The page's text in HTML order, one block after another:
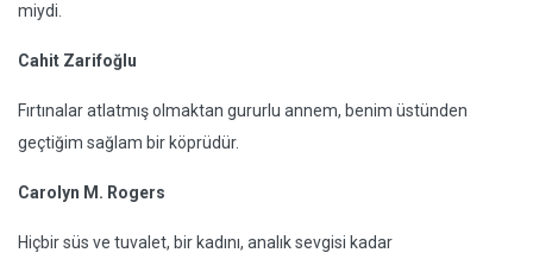
miydi.
Cahit Zarifoğlu
Fırtınalar atlatmış olmaktan gururlu annem, benim üstünden
geçtiğim sağlam bir köprüdür.
Carolyn M. Rogers
Hiçbir süs ve tuvalet, bir kadını, analık sevgisi kadar